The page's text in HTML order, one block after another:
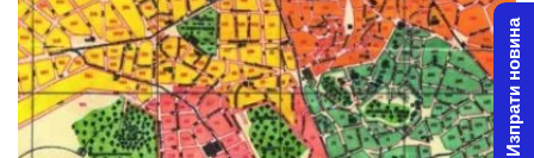
Изпрати новина